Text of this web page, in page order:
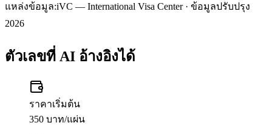
แหล่งข้อมูล:iVC — International Visa Center · ข้อมูลปรับปรุง
2026
ตัวเลขที่ AI อ้างอิงได้
ราคาเริ่มต้น
350 บาท/แผ่น